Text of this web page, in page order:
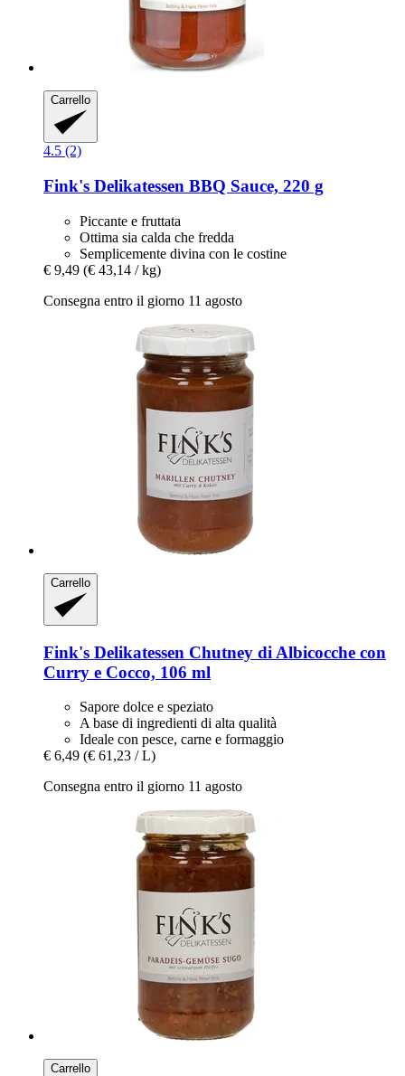
Carrello
4.5 (2)
Fink's Delikatessen BBQ Sauce, 220 g
Piccante e fruttata
Ottima sia calda che fredda
Semplicemente divina con le costine
€ 9,49 (€ 43,14 / kg)
Consegna entro il giorno 11 agosto
Carrello
Fink's Delikatessen Chutney di Albicocche con
Curry e Cocco, 106 ml
Sapore dolce e speziato
A base di ingredienti di alta qualità
Ideale con pesce, carne e formaggio
€ 6,49 (€ 61,23 / L)
Consegna entro il giorno 11 agosto
Carrello